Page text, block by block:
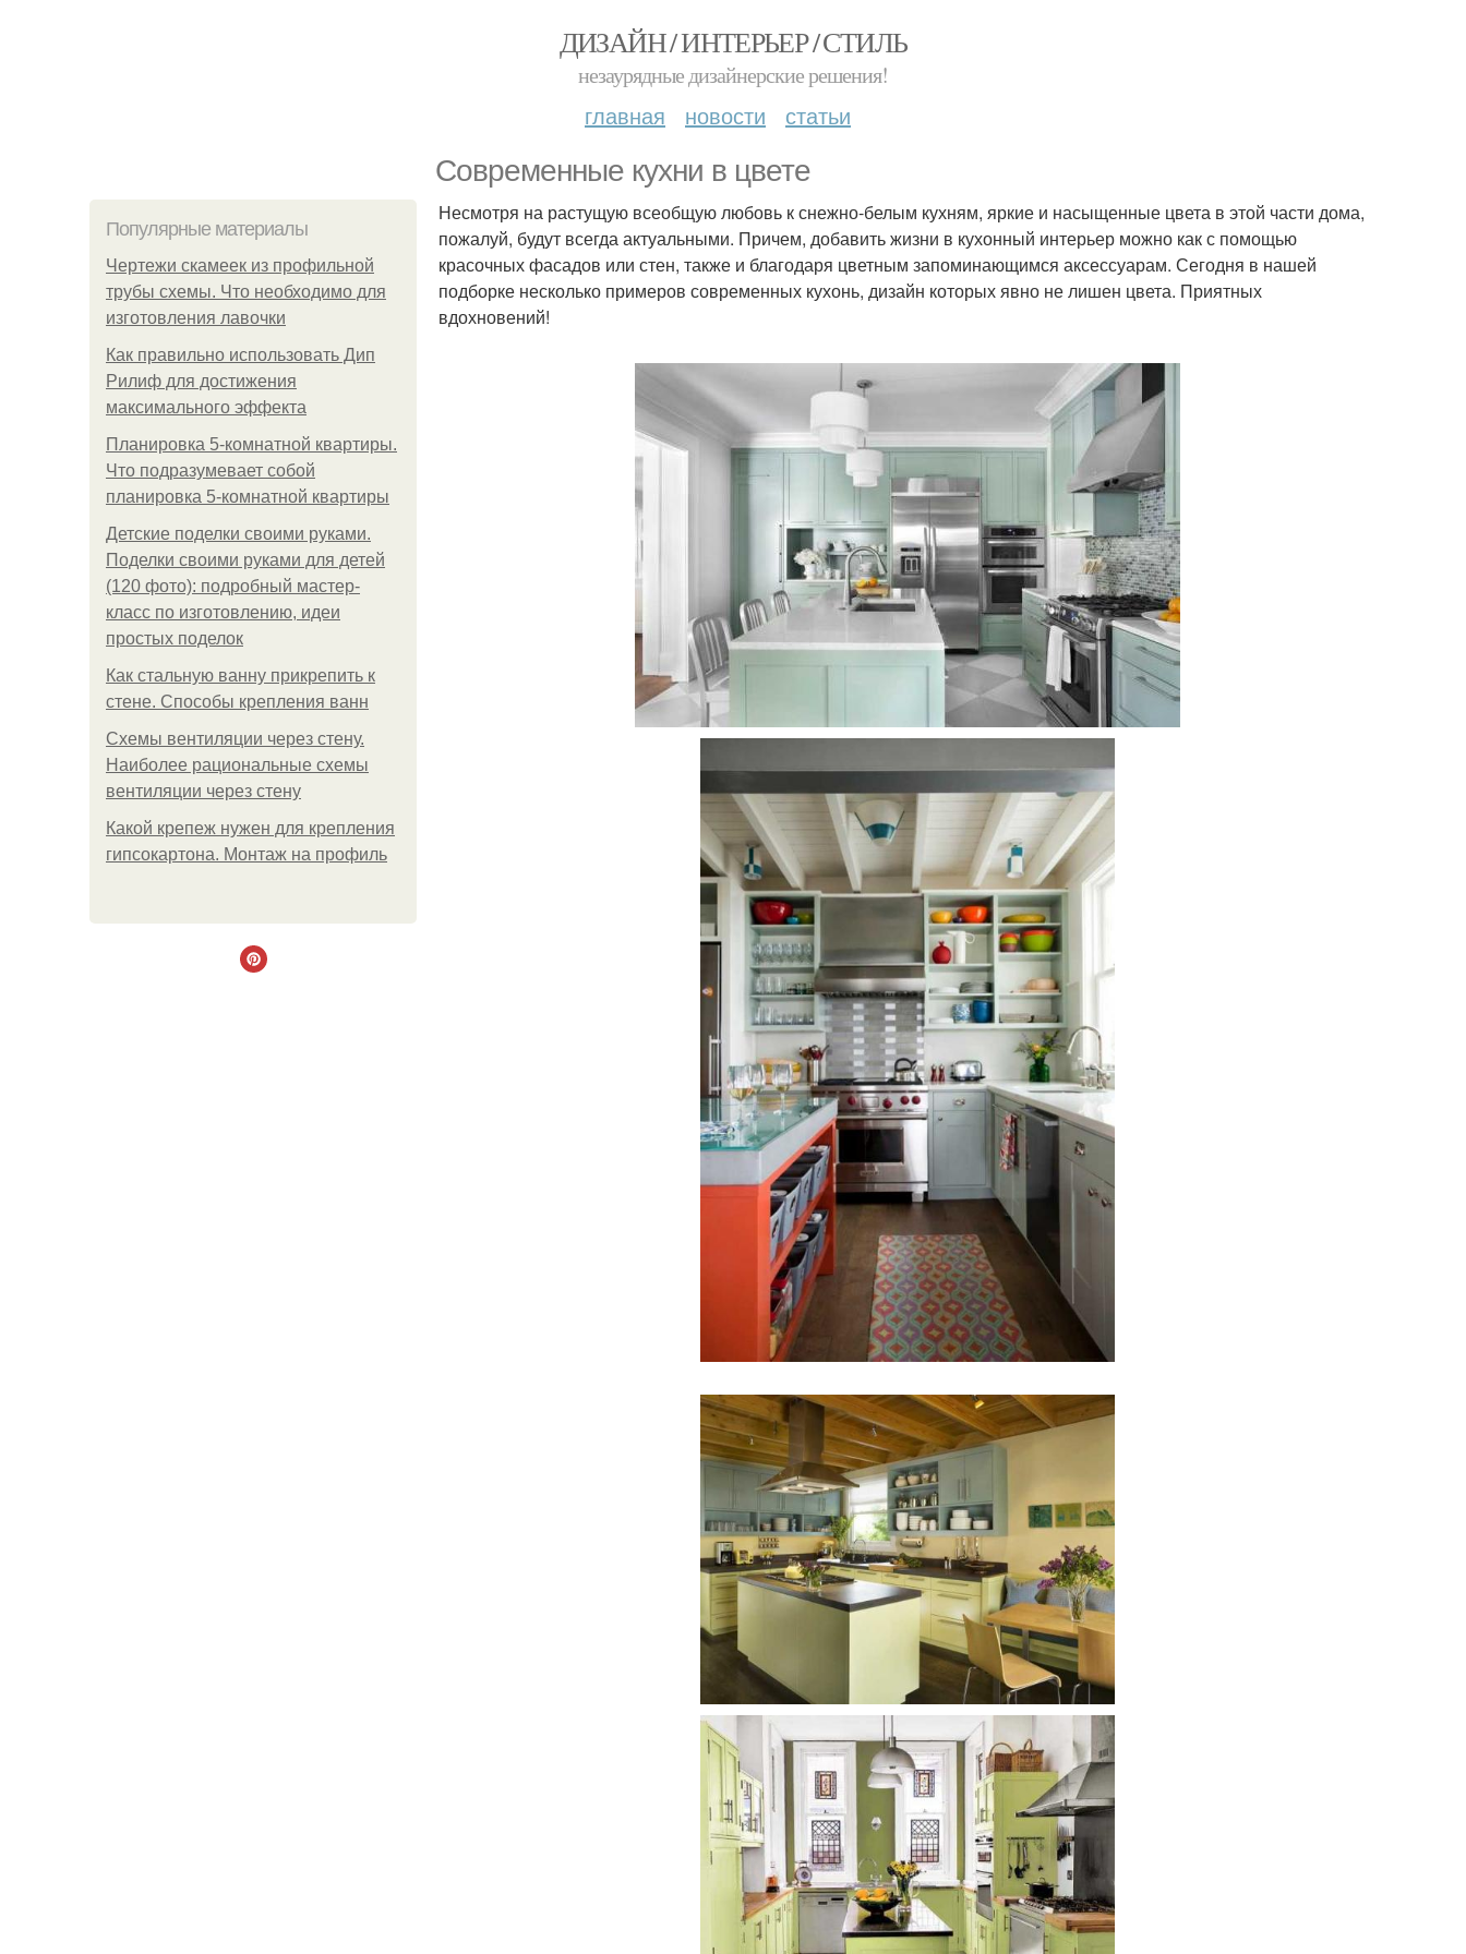
ДИЗАЙН / ИНТЕРЬЕР / СТИЛЬ
незаурядные дизайнерские решения!
главная новости статьи
Современные кухни в цвете
Популярные материалы
Чертежи скамеек из профильной
трубы схемы. Что необходимо для
изготовления лавочки
Как правильно использовать Дип
Рилиф для достижения
максимального эффекта
Планировка 5-комнатной квартиры.
Что подразумевает собой
планировка 5-комнатной квартиры
Детские поделки своими руками.
Поделки своими руками для детей
(120 фото): подробный мастер-
класс по изготовлению, идеи
простых поделок
Как стальную ванну прикрепить к
стене. Способы крепления ванн
Схемы вентиляции через стену.
Наиболее рациональные схемы
вентиляции через стену
Какой крепеж нужен для крепления
гипсокартона. Монтаж на профиль
Несмотря на растущую всеобщую любовь к снежно-белым кухням, яркие и насыщенные цвета в этой части дома,
пожалуй, будут всегда актуальными. Причем, добавить жизни в кухонный интерьер можно как с помощью
красочных фасадов или стен, также и благодаря цветным запоминающимся аксессуарам. Сегодня в нашей
подборке несколько примеров современных кухонь, дизайн которых явно не лишен цвета. Приятных
вдохновений!